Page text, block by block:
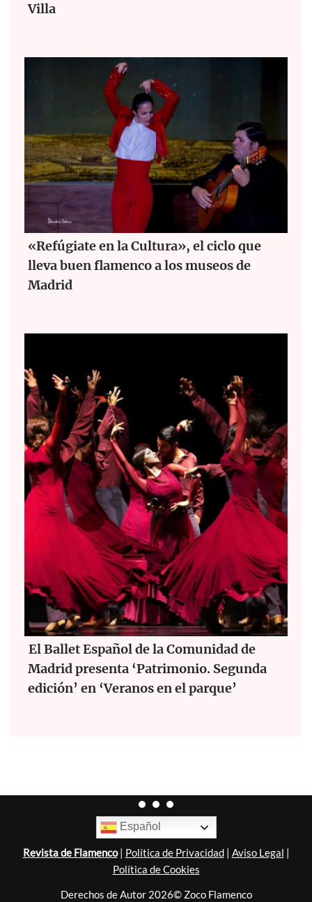
Villa
«Refúgiate en la Cultura», el ciclo que
lleva buen flamenco a los museos de
Madrid
El Ballet Español de la Comunidad de
Madrid presenta ‘Patrimonio. Segunda
edición’ en ‘Veranos en el parque’
Español
Revista de Flamenco| Política de Privacidad| Aviso Legal |
Política de Cookies
Derechos de Autor 2026© Zoco Flamenco